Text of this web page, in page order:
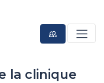
la clinique